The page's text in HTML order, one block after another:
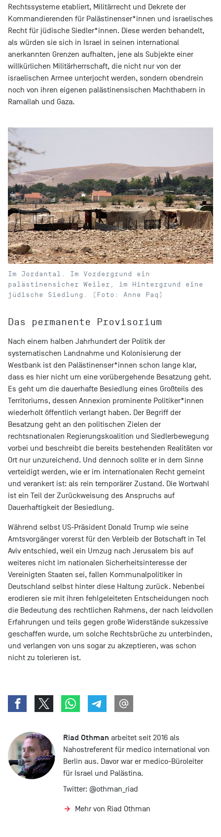
Rechtssysteme etabliert, Militärrecht und Dekrete der
Kommandierenden für Palästinenser*innen und israelisches
Recht für jüdische Siedler*innen. Diese werden behandelt,
als würden sie sich in Israel in seinen international
anerkannten Grenzen aufhalten, jene als Subjekte einer
willkürlichen Militärherrschaft, die nicht nur von der
israelischen Armee unterjocht werden, sondern obendrein
noch von ihren eigenen palästinensischen Machthabern in
Ramallah und Gaza.
Im Jordantal. Im Vordergrund ein
palästinensicher Weiler, im Hintergrund eine
jüdische Siedlung. (Foto: Anne Paq)
Das permanente Provisorium
Nach einem halben Jahrhundert der Politik der
systematischen Landnahme und Kolonisierung der
Westbank ist den Palästinenser*innen schon lange klar,
dass es hier nicht um eine vorübergehende Besatzung geht.
Es geht um die dauerhafte Besiedlung eines Großteils des
Territoriums, dessen Annexion prominente Politiker*innen
wiederholt öffentlich verlangt haben. Der Begriff der
Besatzung geht an den politischen Zielen der
rechtsnationalen Regierungskoalition und Siedlerbewegung
vorbei und beschreibt die bereits bestehenden Realitäten vor
Ort nur unzureichend. Und dennoch sollte er in dem Sinne
verteidigt werden, wie er im internationalen Recht gemeint
und verankert ist: als rein temporärer Zustand. Die Wortwahl
ist ein Teil der Zurückweisung des Anspruchs auf
Dauerhaftigkeit der Besiedlung.
Während selbst US-Präsident Donald Trump wie seine
Amtsvorgänger vorerst für den Verbleib der Botschaft in Tel
Aviv entschied, weil ein Umzug nach Jerusalem bis auf
weiteres nicht im nationalen Sicherheitsinteresse der
Vereinigten Staaten sei, fallen Kommunalpolitiker in
Deutschland selbst hinter diese Haltung zurück. Nebenbei
erodieren sie mit ihren fehlgeleiteten Entscheidungen noch
die Bedeutung des rechtlichen Rahmens, der nach leidvollen
Erfahrungen und teils gegen große Widerstände sukzessive
geschaffen wurde, um solche Rechtsbrüche zu unterbinden,
und verlangen von uns sogar zu akzeptieren, was schon
nicht zu tolerieren ist.
Riad Othman arbeitet seit 2016 als
Nahostreferent für medico international von
Berlin aus. Davor war er medico-Büroleiter
für Israel und Palästina.
Twitter: @othman_riad
Mehr von Riad Othman